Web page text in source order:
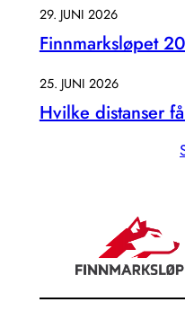
29. JUNI 2026
Finnmarksløpet
25. JUNI 2026
Hvilke distanser